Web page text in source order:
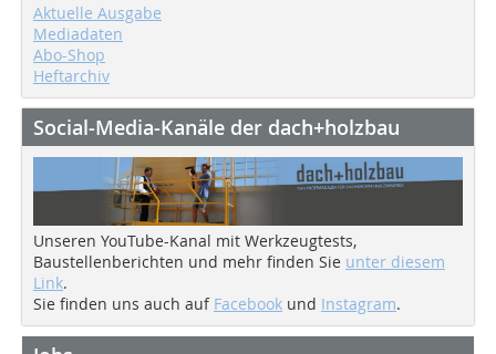
Aktuelle Ausgabe
Mediadaten
Abo-Shop
Heftarchiv
Social-Media-Kanäle der dach+holzbau
Unseren YouTube-Kanal mit Werkzeugtests,
Baustellenberichten und mehr finden Sie unter diesem
Link.
Sie finden uns auch auf Facebook und Instagram.